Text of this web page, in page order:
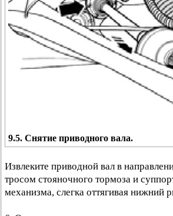
9.5. Снятие приводного вала.
Извлеките приводной вал в
тросом стояночного тормоза и
механизма, слегка оттягивая нижний